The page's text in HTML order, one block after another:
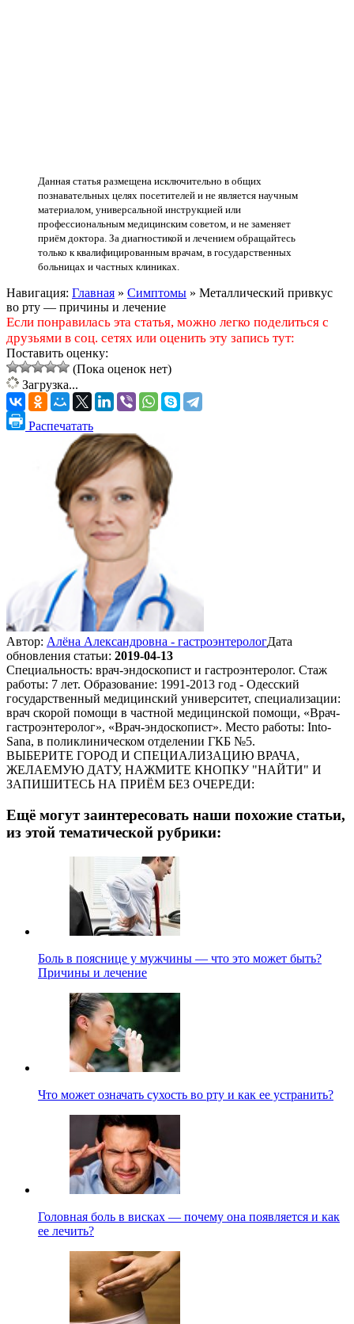
Данная статья размещена исключительно в общих
познавательных целях посетителей и не является научным
материалом, универсальной инструкцией или
профессиональным медицинским советом, и не заменяет
приём доктора. За диагностикой и лечением обращайтесь
только к квалифицированным врачам, в государственных
больницах и частных клиниках.
Навигация: Главная » Симптомы » Металлический привкус
во рту — причины и лечение
Если понравилась эта статья, можно легко поделиться с
друзьями в соц. сетях или оценить эту запись тут:
Поставить оценку:
(Пока оценок нет)
Загрузка...
Распечатать
Автор: Алёна Александровна - гастроэнтерологДата
обновления статьи: 2019-04-13
Специальность: врач-эндоскопист и гастроэнтеролог. Стаж
работы: 7 лет. Образование: 1991-2013 год - Одесский
государственный медицинский университет, специализации:
врач скорой помощи в частной медицинской помощи, «Врач-
гастроэнтеролог», «Врач-эндоскопист». Место работы: Into-
Sana, в поликлиническом отделении ГКБ №5.
ВЫБЕРИТЕ ГОРОД И СПЕЦИАЛИЗАЦИЮ ВРАЧА,
ЖЕЛАЕМУЮ ДАТУ, НАЖМИТЕ КНОПКУ "НАЙТИ" И
ЗАПИШИТЕСЬ НА ПРИЁМ БЕЗ ОЧЕРЕДИ:
Ещё могут заинтересовать наши похожие статьи,
из этой тематической рубрики:
Боль в пояснице у мужчины — что это может быть?
Причины и лечение
Что может означать сухость во рту и как ее устранить?
Головная боль в висках — почему она появляется и как
ее лечить?